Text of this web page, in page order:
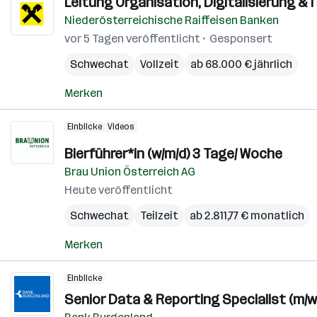
Niederösterreichische Raiffeisen Banken
vor 5 Tagen veröffentlicht
Gesponsert
Schwechat
Vollzeit ab 68.000 € jährlich
Merken
Einblicke Videos
Bierführer*in (w/m/d) 3 Tage/ Woche
Brau Union Österreich AG
Heute veröffentlicht
Schwechat
Teilzeit ab 2.811,77 € monatlich
Merken
Einblicke
Senior Data & Reporting Specialist (m/